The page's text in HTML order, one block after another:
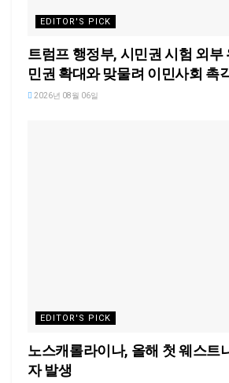
EDITOR'S PICK
트럼프 행정부, 시민권 시험 외부
민권 확대와 맞물려 이민사회 촉
2026년 08월 06일
EDITOR'S PICK
노스캐롤라이나, 올해 첫 웨스트
자 발생